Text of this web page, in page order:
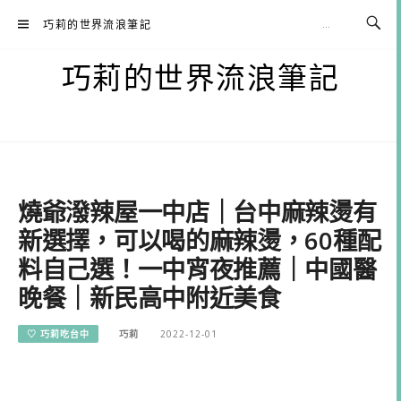
巧莉的世界流浪筆記
巧莉的世界流浪筆記
燒爺潑辣屋一中店｜台中麻辣燙有
新選擇，可以喝的麻辣燙，60種配
料自己選！一中宵夜推薦｜中國醫
晚餐｜新民高中附近美食
♡ 巧莉吃台中 巧莉 2022-12-01